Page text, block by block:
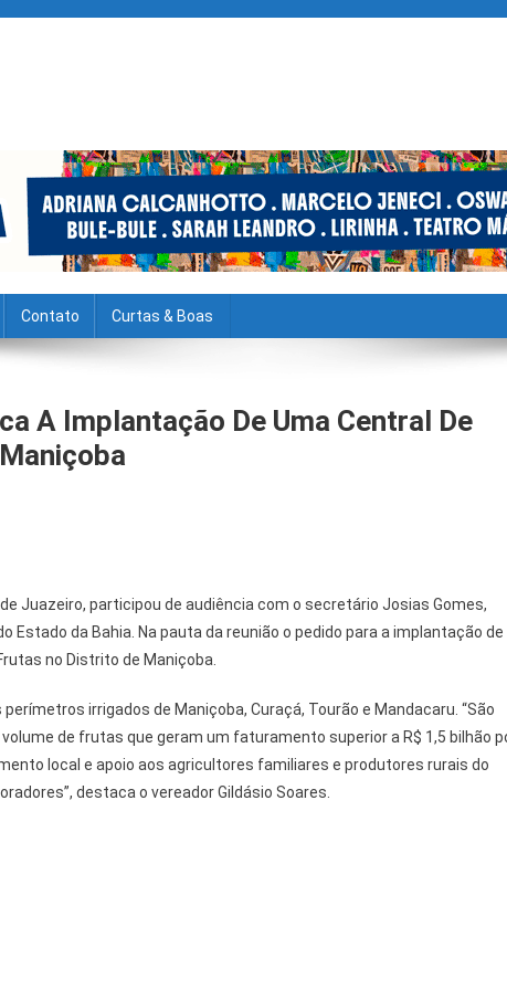
Contato Curtas & Boas
A Implantação De Uma Central De
Juazeiro, participou de audiência com o secretário Josias Gomes,
Estado da Bahia. Na pauta da reunião o pedido para a implantação de
no Distrito de Maniçoba.
irrigados de Maniçoba, Curaçá, Tourão e Mandacaru. “São
de frutas que geram um faturamento superior a R$ 1,5 bilhão
local e apoio aos agricultores familiares e produtores rurais do
destaca o vereador Gildásio Soares.